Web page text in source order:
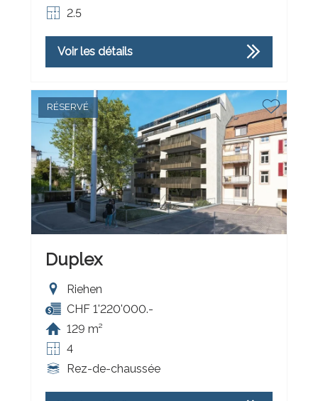
2.5
Voir les détails
RÉSERVÉ
Duplex
Riehen
CHF 1'220'000.-
129 m²
4
Rez-de-chaussée